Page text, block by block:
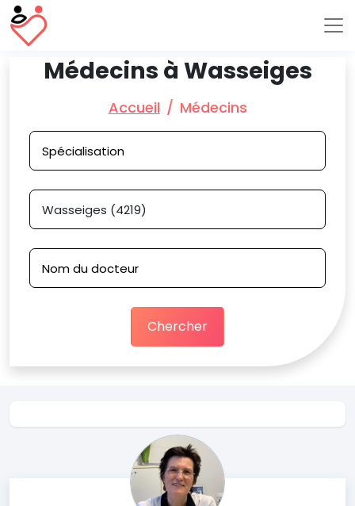
Médecins à Wasseiges
Accueil Médecins
Chercher